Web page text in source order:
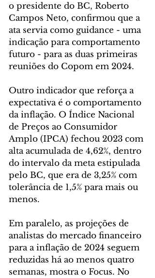
o presidente do BC, Roberto
Campos Neto, confirmou que a
ata servia como guidance - uma
indicação para comportamento
futuro - para as duas primeiras
reuniões do Copom em 2024.
Outro indicador que reforça a
expectativa é o comportamento
da inflação. O Índice Nacional
de Preços ao Consumidor
Amplo (IPCA) fechou 2023 com
alta acumulada de 4,62%, dentro
do intervalo da meta estipulada
pelo BC, que era de 3,25% com
tolerância de 1,5% para mais ou
menos.
Em paralelo, as projeções de
analistas do mercado financeiro
para a inflação de 2024 seguem
reduzidas há ao menos quatro
semanas, mostra o Focus. No